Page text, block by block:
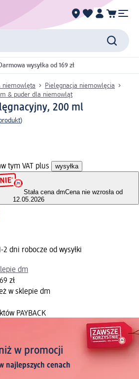
wysyłka od 169 zł
niemowlęta
Pielęgnacja niemowlęcia
& puder dla niemowląt
200 ml
)
w tym VAT plus wysyłka
Stała cena dmCena nie wzrosła od
12.05.2026
2 dni robocze od wysyłki
dm
zł
w sklepie dm
PAYBACK
w promocji
najlepszych cenach